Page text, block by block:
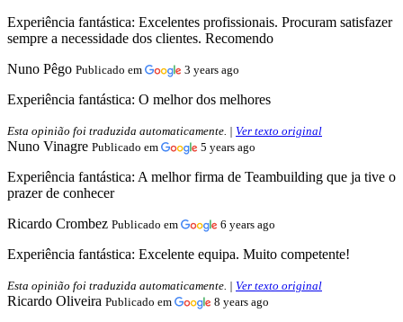
Experiência fantástica: Excelentes profissionais. Procuram satisfazer
sempre a necessidade dos clientes. Recomendo
Nuno Pêgo Publicado em 3 years ago
Experiência fantástica: O melhor dos melhores
Esta opinião foi traduzida automaticamente. | Ver texto original
Nuno Vinagre Publicado em 5 years ago
Experiência fantástica: A melhor firma de Teambuilding que ja tive o
prazer de conhecer
Ricardo Crombez Publicado em 6 years ago
Experiência fantástica: Excelente equipa. Muito competente!
Esta opinião foi traduzida automaticamente. | Ver texto original
Ricardo Oliveira Publicado em 8 years ago